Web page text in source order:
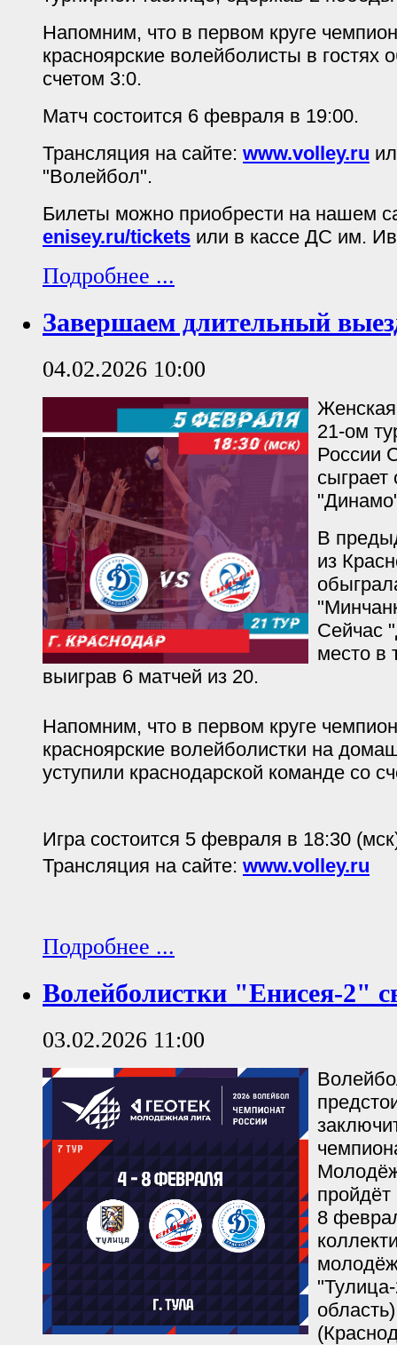
Напомним, что в первом круге
красноярские волейболисты в гостях
счетом 3:0.
Матч состоится 6 февраля в 19:00.
Трансляция на сайте: www.volley.ru
"Волейбол".
Билеты можно приобрести на нашем
enisey.ru/tickets или в кассе ДС им.
Подробнее ...
Завершаем длительный
04.02.2026 10:00
21-ом
России
сыграет
В
из
Сейчас
место в
выиграв 6 матчей из 20.
Напомним, что в первом круге
красноярские волейболистки на
уступили краснодарской команде со
Игра состоится 5 февраля в 18:30
Трансляция на сайте: www.volley.ru
Подробнее ...
Волейболистки "Енисея-2"
03.02.2026 11:00
8